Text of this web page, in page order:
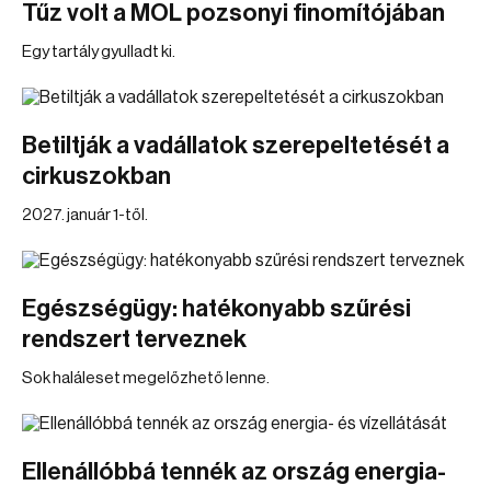
Tűz volt a MOL pozsonyi finomítójában
Egy tartály gyulladt ki.
Betiltják a vadállatok szerepeltetését a
cirkuszokban
2027. január 1-től.
Egészségügy: hatékonyabb szűrési
rendszert terveznek
Sok haláleset megelőzhető lenne.
Ellenállóbbá tennék az ország energia-